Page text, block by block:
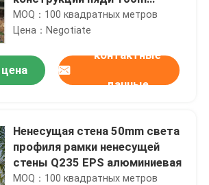
длинная стальная связывает
на месте установку
MOQ：100 квадратных метров
Цена：Negotiate
контактные
данные
Ненесущая стена 50mm света
профиля рамки ненесущей
стены Q235 EPS алюминиевая
MOQ：100 квадратных метров